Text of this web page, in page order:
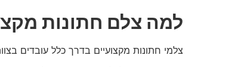
למה צלם חתונות
צלמי חתונות מקצועיים בדרך כלל עובדים